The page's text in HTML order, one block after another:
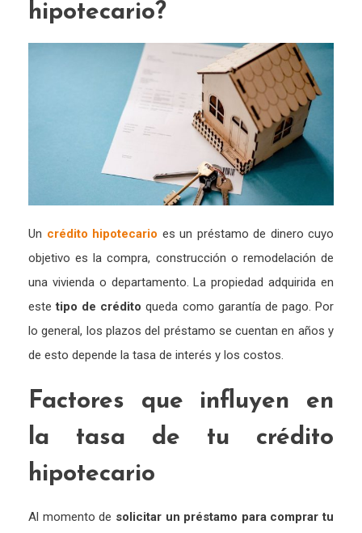
hipotecario?
Un crédito hipotecario es un préstamo de dinero cuyo
objetivo es la compra, construcción o remodelación de
una vivienda o departamento. La propiedad adquirida en
estetipo de crédito queda como garantía de pago. Por
lo general, los plazos del préstamo se cuentan en años y
de esto depende la tasa de interés y los costos.
Factores que influyen en
la tasa de tu crédito
hipotecario
Al momento de solicitar un préstamo para comprar tu